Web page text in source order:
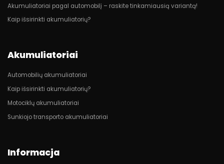
Akumuliatoriai pagal automobilį – raskite tinkamiausią variantą!
Kaip išsirinkti akumuliatorių?
Akumuliatoriai
Automobilių akumuliatoriai
Kaip išsirinkti akumuliatorių?
Motociklų akumuliatoriai
Sunkiojo transporto akumuliatoriai
Informacja